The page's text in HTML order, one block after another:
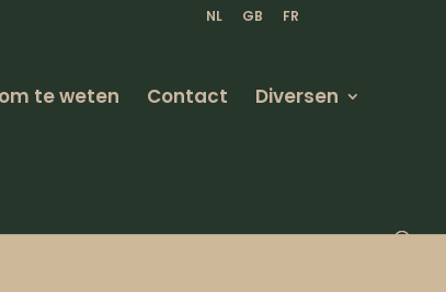
NL GB FR
te weten Contact Diversen